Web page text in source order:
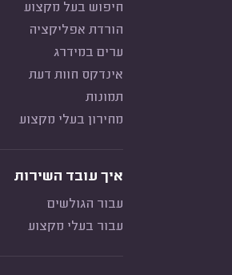
חיפוש בעל מקצוע
הורדת אפליקציה
ערים במידרג
אינדקס חוות דעת
תמונות
מחירון בעלי מקצוע
איך עובד השירות
עבור הגולשים
עבור בעלי מקצוע